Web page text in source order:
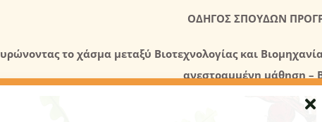
ΟΔΗΓΟΣ ΣΠΟΥΔΩΝ
το χάσμα μεταξύ Βιοτεχνολογίας και
ανεστραμμένη μάθηση –